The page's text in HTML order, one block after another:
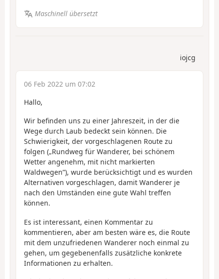
Maschinell übersetzt
iojcg
06 Feb 2022 um 07:02
Hallo,
Wir befinden uns zu einer Jahreszeit, in der die
Wege durch Laub bedeckt sein können. Die
Schwierigkeit, der vorgeschlagenen Route zu
folgen („Rundweg für Wanderer, bei schönem
Wetter angenehm, mit nicht markierten
Waldwegen”), wurde berücksichtigt und es wurden
Alternativen vorgeschlagen, damit Wanderer je
nach den Umständen eine gute Wahl treffen
können.
Es ist interessant, einen Kommentar zu
kommentieren, aber am besten wäre es, die Route
mit dem unzufriedenen Wanderer noch einmal zu
gehen, um gegebenenfalls zusätzliche konkrete
Informationen zu erhalten.